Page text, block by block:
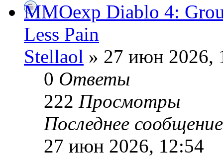
MMOexp Diablo 4:
Less Pain
Stellaol » 27 июн 2026,
0 Ответы
222 Просмотры
Последнее
27 июн 2026, 12:54